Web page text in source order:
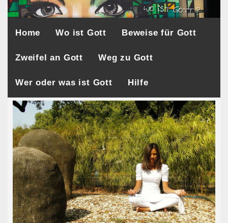
Home Wo ist Gott Beweise für Gott
Zweifel an Gott Weg zu Gott
Wer oder was ist Gott Hilfe